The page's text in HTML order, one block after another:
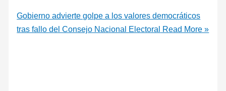
Gobierno advierte golpe a los valores democráticos
tras fallo del Consejo Nacional Electoral Read More »